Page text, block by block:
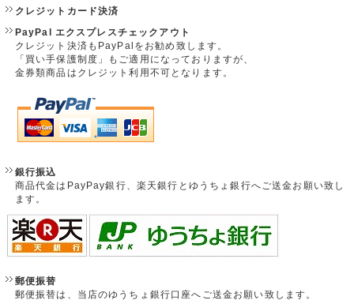
クレジットカード決済
PayPal エクスプレスチェックアウト
クレジット決済もPayPalをお勧め致します。
「買い手保護制度」もご適用になっておりますが、
金券類商品はクレジット利用不可となります。
銀行振込
商品代金はPayPay銀行、楽天銀行とゆうちょ銀行へご送金お願い致し
ます。
郵便振替
郵便振替は、当店のゆうちょ銀行口座へご送金お願い致します。